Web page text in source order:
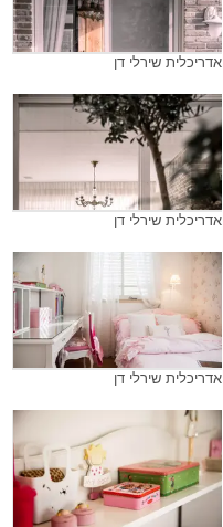
אדריכלית שירלי דן
אדריכלית שירלי דן
אדריכלית שירלי דן